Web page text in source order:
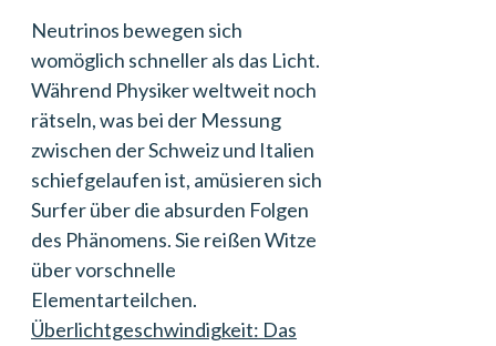
Neutrinos bewegen sich
womöglich schneller als das Licht.
Während Physiker weltweit noch
rätseln, was bei der Messung
zwischen der Schweiz und Italien
schiefgelaufen ist, amüsieren sich
Surfer über die absurden Folgen
des Phänomens. Sie reißen Witze
über vorschnelle
Elementarteilchen.
Überlichtgeschwindigkeit: Das